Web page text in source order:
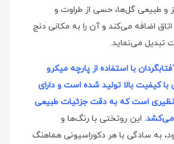
و طبیعی گل‌ها، حسی از طراوت و
اضافه می‌کند و آن را به مکانی دنج
تبدیل می‌نماید.
با استفاده از پارچه میکرو
با کیفیت بالا تولید شده است و دارای
است که به دقت جزئیات طبیعی
می‌کشد. این روتختی با رنگ‌ها و
به سادگی با هر دکوراسیونی هماهنگ